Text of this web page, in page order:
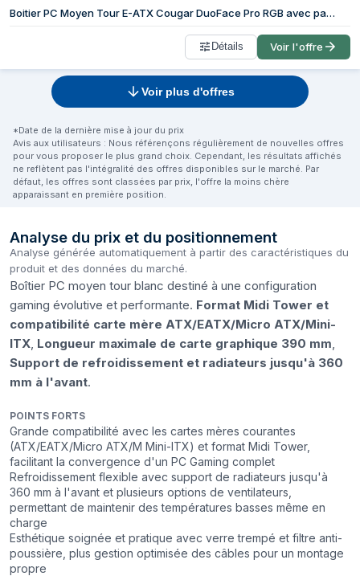
Boitier PC Moyen Tour E-ATX Cougar DuoFace Pro RGB avec panneaux vitrés - Blanc
Détails Voir l'offre
Voir plus d'offres
*Date de la dernière mise à jour du prix
Avis aux utilisateurs : Nous référençons régulièrement de nouvelles offres
pour vous proposer le plus grand choix. Cependant, les résultats affichés
ne reflètent pas l'intégralité des offres disponibles sur le marché. Par
défaut, les offres sont classées par prix, l'offre la moins chère
apparaissant en première position.
Analyse du prix et du positionnement
Analyse générée automatiquement à partir des caractéristiques du
produit et des données du marché.
Boîtier PC moyen tour blanc destiné à une configuration
gaming évolutive et performante. Format Midi Tower et
compatibilité carte mère ATX/EATX/Micro ATX/Mini-
ITX Longueur maximale de carte graphique 390 mm
Support de refroidissement et radiateurs jusqu'à 360
mm à l'avant.
POINTS FORTS
Grande compatibilité avec les cartes mères courantes
(ATX/EATX/Micro ATX/M Mini-ITX) et format Midi Tower,
facilitant la convergence d'un PC Gaming complet
Refroidissement flexible avec support de radiateurs jusqu'à
360 mm à l'avant et plusieurs options de ventilateurs,
permettant de maintenir des températures basses même en
charge
Esthétique soignée et pratique avec verre trempé et filtre anti-
poussière, plus gestion optimisée des câbles pour un montage
propre